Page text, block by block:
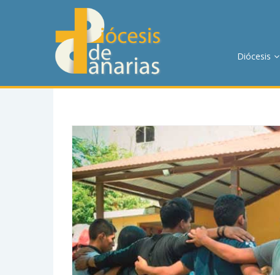
Diócesis
CUMPLIMIENTO
HORARIOS DE MISA
BUSCAR EN LA WEB
LLAMA AHORA